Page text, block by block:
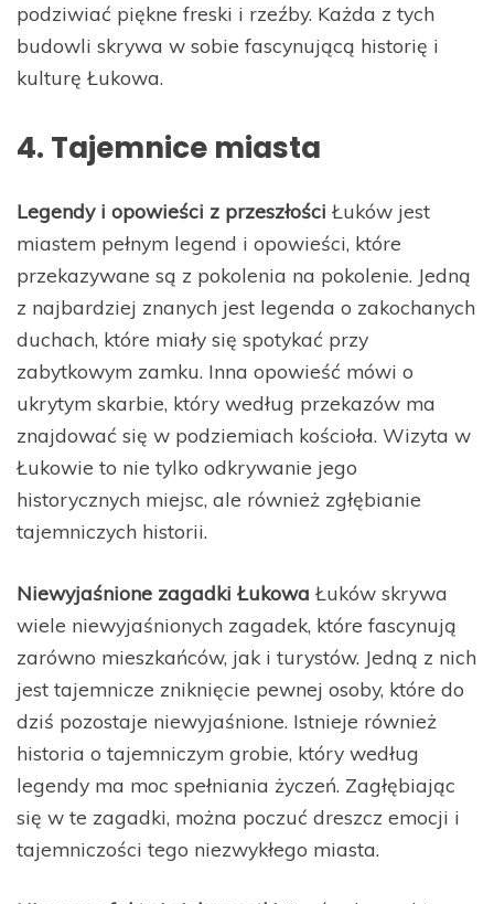
podziwiać piękne freski i rzeźby. Każda z tych
budowli skrywa w sobie fascynującą historię i
kulturę Łukowa.
4. Tajemnice miasta
Legendy i opowieści z przeszłości Łuków jest
miastem pełnym legend i opowieści, które
przekazywane są z pokolenia na pokolenie. Jedną
z najbardziej znanych jest legenda o zakochanych
duchach, które miały się spotykać przy
zabytkowym zamku. Inna opowieść mówi o
ukrytym skarbie, który według przekazów ma
znajdować się w podziemiach kościoła. Wizyta w
Łukowie to nie tylko odkrywanie jego
historycznych miejsc, ale również zgłębianie
tajemniczych historii.
Niewyjaśnione zagadki Łukowa Łuków skrywa
wiele niewyjaśnionych zagadek, które fascynują
zarówno mieszkańców, jak i turystów. Jedną z nich
jest tajemnicze zniknięcie pewnej osoby, które do
dziś pozostaje niewyjaśnione. Istnieje również
historia o tajemniczym grobie, który według
legendy ma moc spełniania życzeń. Zagłębiając
się w te zagadki, można poczuć dreszcz emocji i
tajemniczości tego niezwykłego miasta.